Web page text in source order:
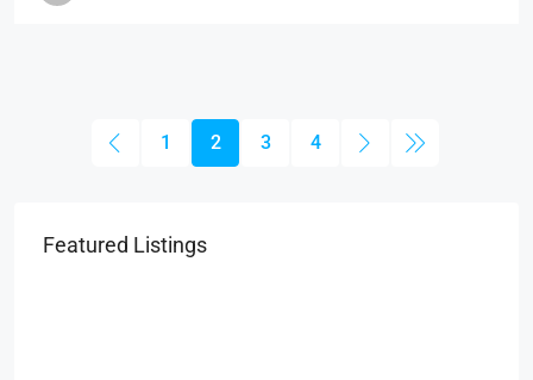
1 2 3 4
Featured Listings